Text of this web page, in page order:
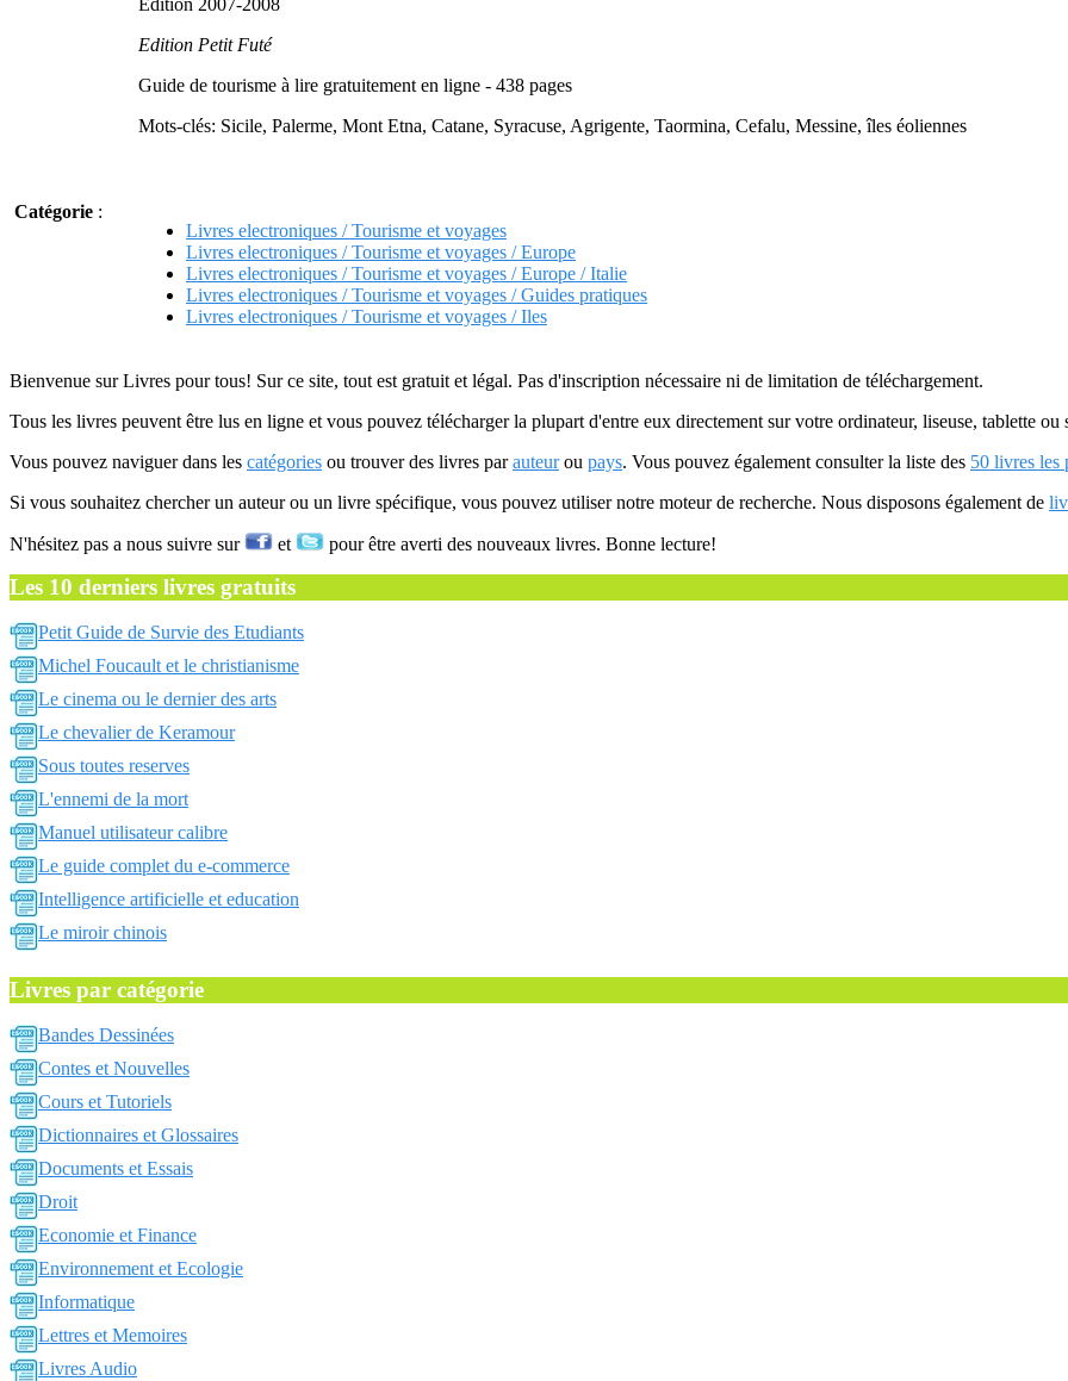
Edition 2007-2008
Edition Petit Futé
Guide de tourisme à lire gratuitement en ligne - 438 pages
Mots-clés: Sicile, Palerme, Mont Etna, Catane, Syracuse, Agrigente, Taormina, Cefalu, Messine, îles éoliennes
Catégorie :
Livres electroniques / Tourisme et voyages
Livres electroniques / Tourisme et voyages / Europe
Livres electroniques / Tourisme et voyages / Europe / Italie
Livres electroniques / Tourisme et voyages / Guides pratiques
Livres electroniques / Tourisme et voyages / Iles
Bienvenue sur Livres pour tous! Sur ce site, tout est gratuit et légal. Pas d'inscription nécessaire ni de limitation de téléchargement.
Tous les livres peuvent être lus en ligne et vous pouvez télécharger la plupart d'entre eux directement sur votre ordinateur, liseuse, tablette ou
Vous pouvez naviguer dans les catégories ou trouver des livres parauteurou pays. Vous pouvez également consulter la liste des 50 livres les
Si vous souhaitez chercher un auteur ou un livre spécifique, vous pouvez utiliser notre moteur de recherche. Nous disposons également de
N'hésitez pas a nous suivre sur et pour être averti des nouveaux livres. Bonne lecture!
Les 10 derniers livres gratuits
Petit Guide de Survie des Etudiants
Michel Foucault et le christianisme
Le cinema ou le dernier des arts
Le chevalier de Keramour
Sous toutes reserves
L'ennemi de la mort
Manuel utilisateur calibre
Le guide complet du e-commerce
Intelligence artificielle et education
Le miroir chinois
Livres par catégorie
Bandes Dessinées
Contes et Nouvelles
Cours et Tutoriels
Dictionnaires et Glossaires
Documents et Essais
Droit
Economie et Finance
Environnement et Ecologie
Informatique
Lettres et Memoires
Livres Audio